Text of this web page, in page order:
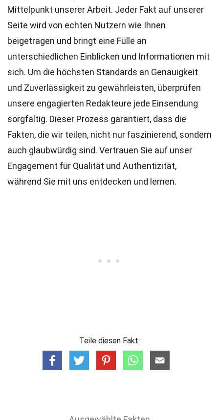
Mittelpunkt unserer Arbeit. Jeder Fakt auf unserer
Seite wird von echten Nutzern wie Ihnen
beigetragen und bringt eine Fülle an
unterschiedlichen Einblicken und Informationen mit
sich. Um die höchsten Standards an Genauigkeit
und Zuverlässigkeit zu gewährleisten, überprüfen
unsere engagierten Redakteure jede Einsendung
sorgfältig. Dieser Prozess garantiert, dass die
Fakten, die wir teilen, nicht nur faszinierend, sondern
auch glaubwürdig sind. Vertrauen Sie auf unser
Engagement für Qualität und Authentizität,
während Sie mit uns entdecken und lernen.
Teile diesen Fakt: